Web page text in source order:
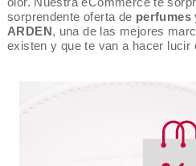
sorprendente oferta de perfumes
ARDEN, una de las mejores
existen y que te van a hacer lucir